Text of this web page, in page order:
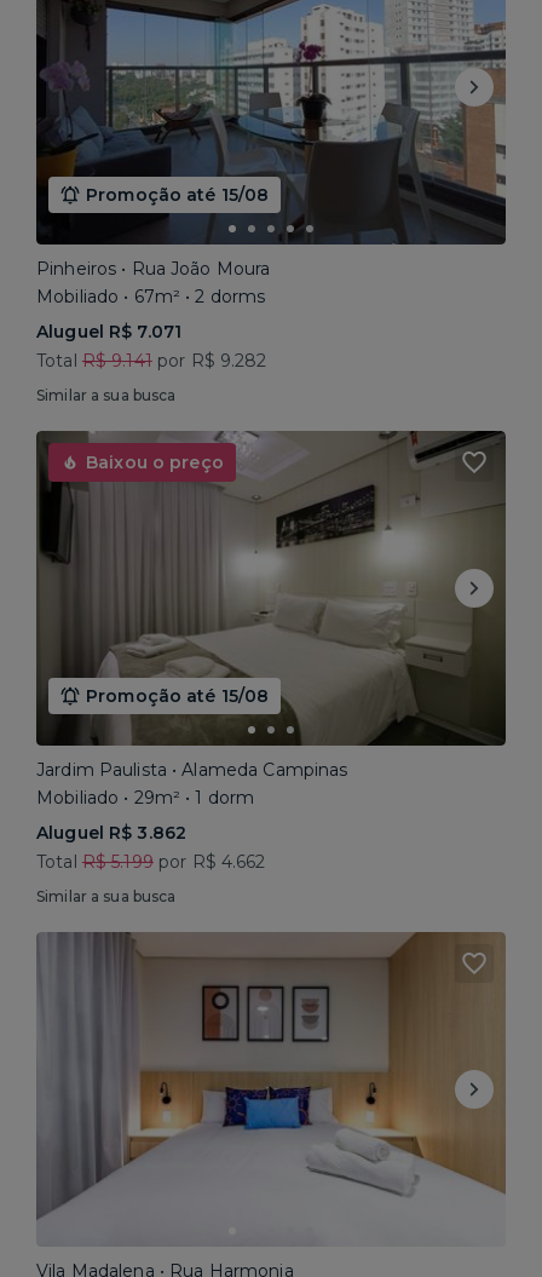
Promoção até 15/08
Pinheiros • Rua João Moura
Mobiliado • 67m² • 2 dorms
Aluguel R$ 7.071
Total R$ 9.141por R$ 9.282
Similar a sua busca
Baixou o preço
Promoção até 15/08
Jardim Paulista • Alameda Campinas
Mobiliado • 29m² • 1 dorm
Aluguel R$ 3.862
Total R$ 5.199por R$ 4.662
Similar a sua busca
Vila Madalena • Rua Harmonia